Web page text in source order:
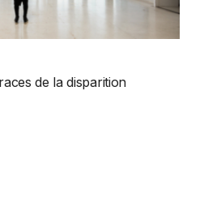
de la disparition